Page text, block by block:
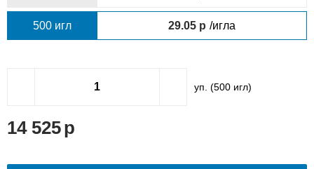
500 игл 29.05 /игла
уп. (500игл)
14 525